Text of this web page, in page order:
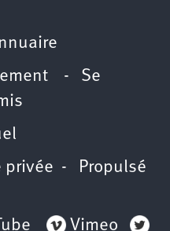
- Se
privée - Propulsé
Vimeo